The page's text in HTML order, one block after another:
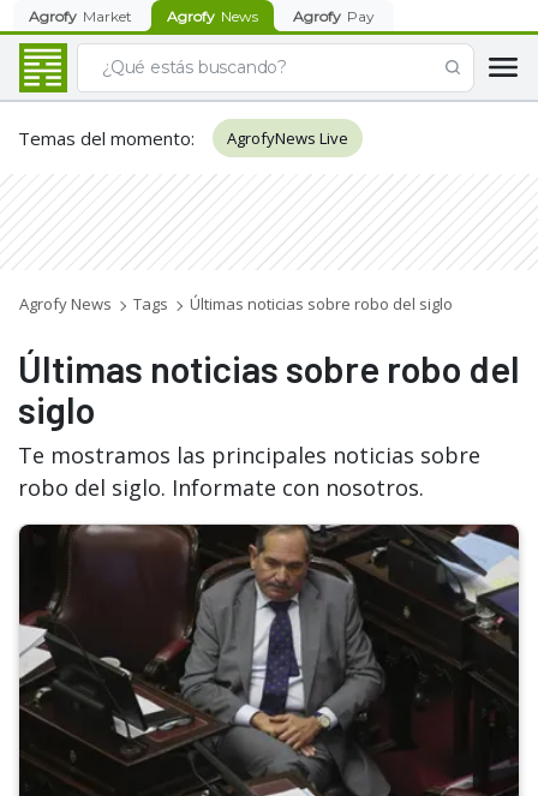
Agrofy Market Agrofy News Agrofy Pay
Temas del momento: AgrofyNews Live
Agrofy News Tags Últimas noticias sobre robo del siglo
Últimas noticias sobre robo del
siglo
Te mostramos las principales noticias sobre
robo del siglo. Informate con nosotros.